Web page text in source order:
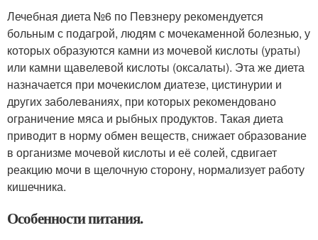
Лечебная диета №6 по Певзнеру рекомендуется
больным с подагрой, людям с мочекаменной болезнью, у
которых образуются камни из мочевой кислоты (ураты)
или камни щавелевой кислоты (оксалаты). Эта же диета
назначается при мочекислом диатезе, цистинурии и
других заболеваниях, при которых рекомендовано
ограничение мяса и рыбных продуктов. Такая диета
приводит в норму обмен веществ, снижает образование
в организме мочевой кислоты и её солей, сдвигает
реакцию мочи в щелочную сторону, нормализует работу
кишечника.
Особенности питания.